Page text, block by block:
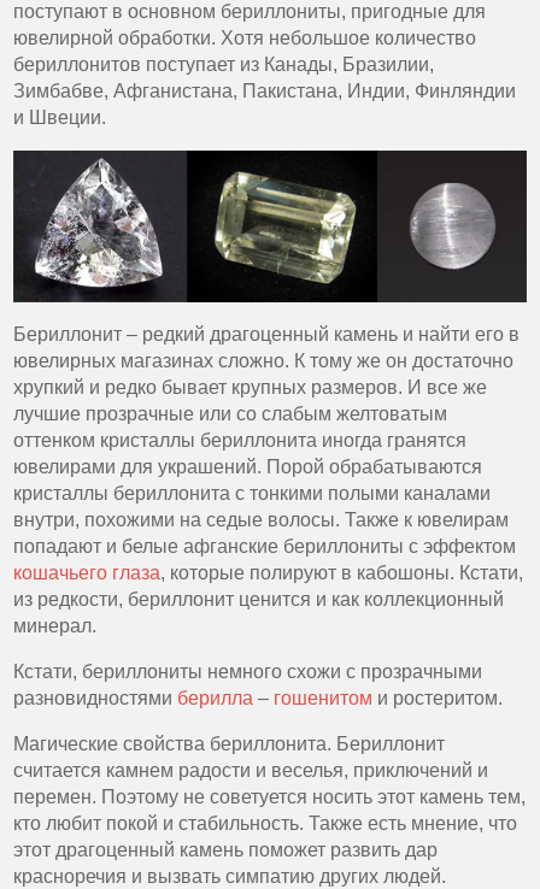
поступают в основном бериллониты, пригодные для
ювелирной обработки. Хотя небольшое количество
бериллонитов поступает из Канады, Бразилии,
Зимбабве, Афганистана, Пакистана, Индии, Финляндии
и Швеции.
Бериллонит – редкий драгоценный камень и найти его в
ювелирных магазинах сложно. К тому же он достаточно
хрупкий и редко бывает крупных размеров. И все же
лучшие прозрачные или со слабым желтоватым
оттенком кристаллы бериллонита иногда гранятся
ювелирами для украшений. Порой обрабатываются
кристаллы бериллонита с тонкими полыми каналами
внутри, похожими на седые волосы. Также к ювелирам
попадают и белые афганские бериллониты с эффектом
кошачьего глаза, которые полируют в кабошоны. Кстати,
из редкости, бериллонит ценится и как коллекционный
минерал.
Кстати, бериллониты немного схожи с прозрачными
разновидностями берилла – гошенитом и ростеритом.
Магические свойства бериллонита. Бериллонит
считается камнем радости и веселья, приключений и
перемен. Поэтому не советуется носить этот камень тем,
кто любит покой и стабильность. Также есть мнение, что
этот драгоценный камень поможет развить дар
красноречия и вызвать симпатию других людей.